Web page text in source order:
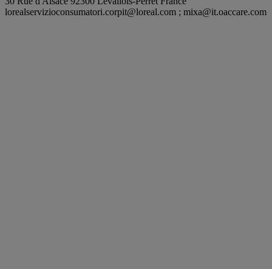
lorealservizioconsumatori.corpit@loreal.com ; mixa@it.oaccare.com